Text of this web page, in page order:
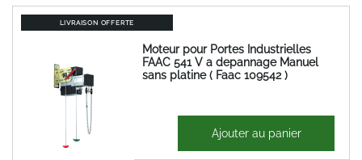
LIVRAISON OFFERTE
Moteur pour Portes Industrielles
FAAC 541 V a depannage Manuel
sans platine ( Faac 109542 )
1 496,43 €
Ajouter au panier